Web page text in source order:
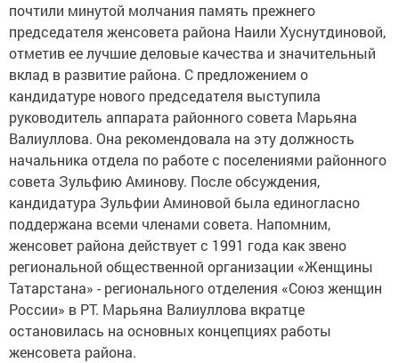
почтили минутой молчания память прежнего
председателя женсовета района Наили Хуснутдиновой,
отметив ее лучшие деловые качества и значительный
вклад в развитие района. С предложением о
кандидатуре нового председателя выступила
руководитель аппарата районного совета Марьяна
Валиуллова. Она рекомендовала на эту должность
начальника отдела по работе с поселениями районного
совета Зульфию Аминову. После обсуждения,
кандидатура Зульфии Аминовой была единогласно
поддержана всеми членами совета. Напомним,
женсовет района действует с 1991 года как звено
региональной общественной организации «Женщины
Татарстана» - регионального отделения «Союз женщин
России» в РТ. Марьяна Валиуллова вкратце
остановилась на основных концепциях работы
женсовета района.